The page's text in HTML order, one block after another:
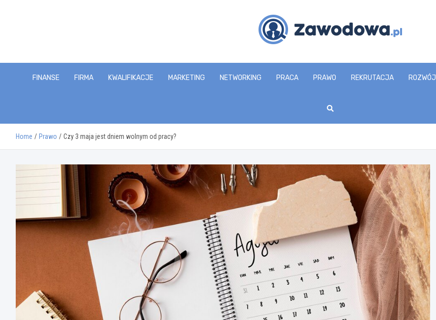
zawodowa.pl
FINANSE FIRMA KWALIFIKACJE MARKETING NETWORKING PRACA PRAWO REKRUTACJA ROZWÓJ
Home Prawo Czy 3 maja jest dniem wolnym od pracy?